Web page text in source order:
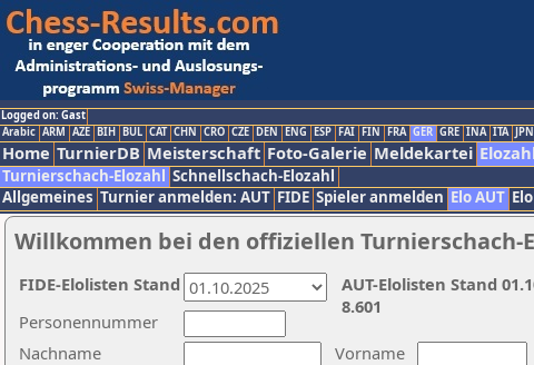
Logged on: Gast
Arabic ARM AZE BIH BUL CAT CHN CRO CZE DEN ENG ESP FAI FIN FRA GER GRE INA ITA JPN
Home TurnierDB Meisterschaft Foto-Galerie Meldekartei
Turnierschach-Elozahl Schnellschach-Elozahl
Allgemeines Turnier anmelden: AUT FIDE Spieler anmelden Elo AUT
Willkommen bei den offiziellen Turnierschach-
Nachname
Vorname
Personennummer
AUT-Elolisten Stand
8.601
FIDE-Elolisten Stand